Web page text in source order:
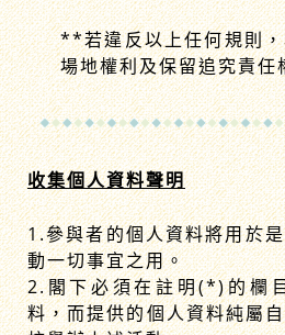
**若違反以上任何規則
場地權利及保留追究責任
收集個人資料聲明
1.參與者的個人資料將用於
動一切事宜之用。
2.閣下必須在註明(*)的欄
料，而提供的個人資料純屬